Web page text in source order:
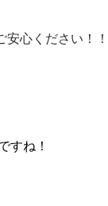
安心ください！！
すね！